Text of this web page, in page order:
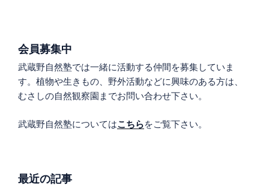
会員募集中
武蔵野自然塾では一緒に活動する仲間を募集していま
す。植物や生きもの、野外活動などに興味のある方は、
むさしの自然観察園までお問い合わせ下さい。
武蔵野自然塾についてはこちらをご覧下さい。
最近の記事